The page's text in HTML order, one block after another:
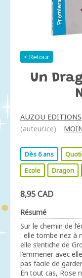
< Retour
Un
AUZOU EDITIONS
(auteur.ice)
Dès 6 ans
Ecole
Dragon
8,95 CAD
Résumé
Sur le chemin de
: elle tombe nez à
elle s’entiche de
l’emmener avec
pas facile de
En tout cas, Rose